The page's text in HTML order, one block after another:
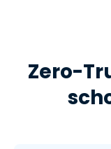
Zero-